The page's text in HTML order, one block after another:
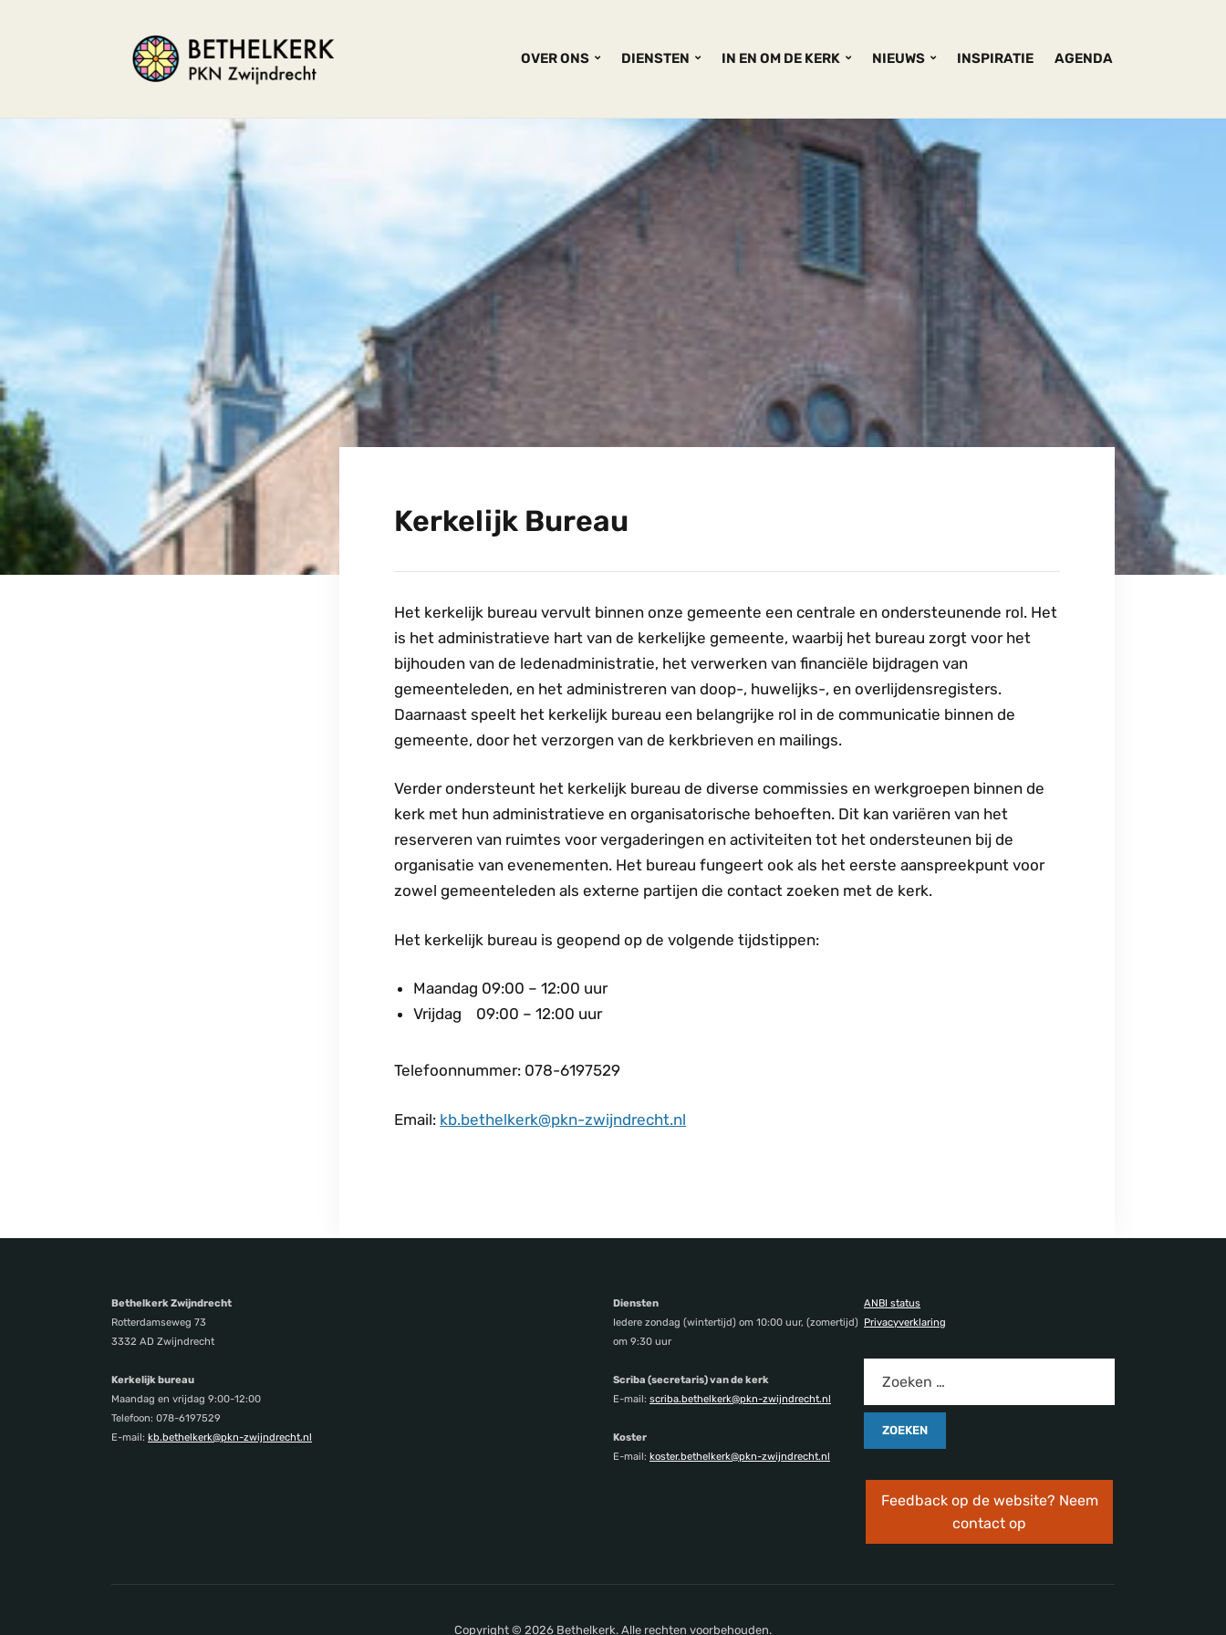
OVER ONS DIENSTEN IN EN OM DE KERK NIEUWS INSPIRATIE AGENDA
Kerkelijk Bureau
Het kerkelijk bureau vervult binnen onze gemeente een centrale en ondersteunende rol. Het
is het administratieve hart van de kerkelijke gemeente, waarbij het bureau zorgt voor het
bijhouden van de ledenadministratie, het verwerken van financiële bijdragen van
gemeenteleden, en het administreren van doop-, huwelijks-, en overlijdensregisters.
Daarnaast speelt het kerkelijk bureau een belangrijke rol in de communicatie binnen de
gemeente, door het verzorgen van de kerkbrieven en mailings.
Verder ondersteunt het kerkelijk bureau de diverse commissies en werkgroepen binnen de
kerk met hun administratieve en organisatorische behoeften. Dit kan variëren van het
reserveren van ruimtes voor vergaderingen en activiteiten tot het ondersteunen bij de
organisatie van evenementen. Het bureau fungeert ook als het eerste aanspreekpunt voor
zowel gemeenteleden als externe partijen die contact zoeken met de kerk.
Het kerkelijk bureau is geopend op de volgende tijdstippen:
Maandag 09:00 – 12:00 uur
Vrijdag 09:00 – 12:00 uur
Telefoonnummer: 078-6197529
Email: kb.bethelkerk@pkn-zwijndrecht.nl
Bethelkerk Zwijndrecht
Rotterdamseweg 73
3332 AD Zwijndrecht
Kerkelijk bureau
Maandag en vrijdag 9:00-12:00
Telefoon: 078-6197529
E-mail: kb.bethelkerk@pkn-zwijndrecht.nl
Diensten
Iedere zondag (wintertijd) om 10:00 uur, (zomertijd)
om 9:30 uur
Scriba (secretaris) van de kerk
E-mail: scriba.bethelkerk@pkn-zwijndrecht.nl
Koster
E-mail: koster.bethelkerk@pkn-zwijndrecht.nl
ANBI status
Privacyverklaring
Feedback op de website? Neem
contact op
Copyright © 2026 Bethelkerk. Alle rechten voorbehouden.